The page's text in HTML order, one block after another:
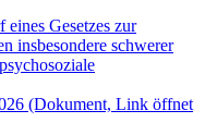
Gesetzes zur
insbesondere schwerer
(Dokument, Link öffnet